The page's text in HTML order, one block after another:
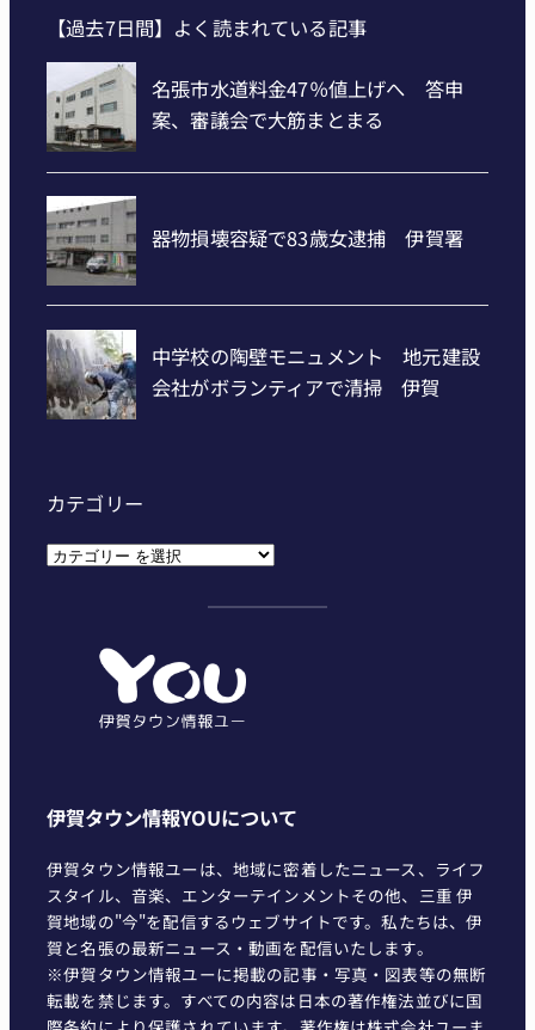
【過去7日間】よく読まれている記事
カテゴリー
カ
伊賀タウン情報YOUについて
伊賀タウン情報ユーは、地域に密着したニュース、ライフ
スタイル、音楽、エンターテインメントその他、三重 伊
賀地域の"今"を配信するウェブサイトです。私たちは、伊
賀と名張の最新ニュース・動画を配信いたします。
※伊賀タウン情報ユーに掲載の記事・写真・図表等の無断
転載を禁じます。すべての内容は日本の著作権法並びに国